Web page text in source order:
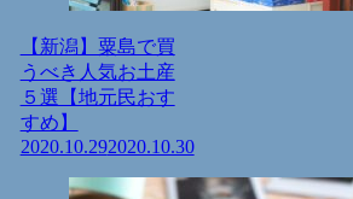
【新潟】粟島で買
うべき人気お土産
５選【地元民おす
すめ】
2020.10.292020.10.30